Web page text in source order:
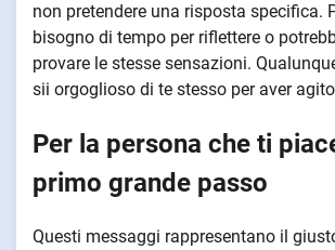
non pretendere una risposta specifica.
bisogno di tempo per riflettere o
provare le stesse sensazioni.
sii orgoglioso di te stesso per aver
Per la persona che ti
primo grande passo
Questi messaggi rappresentano il